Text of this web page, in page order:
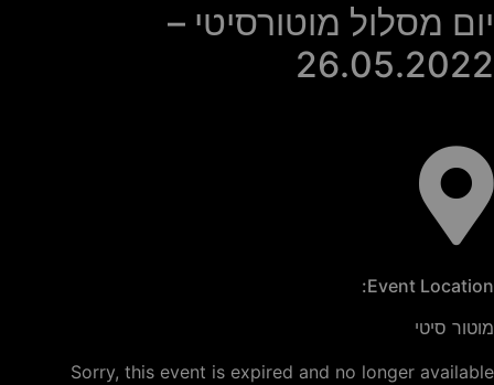
יום מסלול מוטורסיטי –
26.05.2022
Event Location:
מוטור סיטי
Sorry, this event is expired and no longer available